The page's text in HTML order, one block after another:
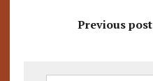
Previous post